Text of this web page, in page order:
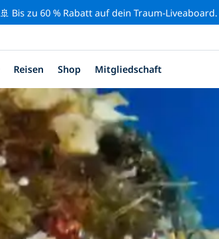
🚢 Bis zu 60 % Rabatt auf dein Traum-Liveaboard.
Reisen Shop Mitgliedschaft